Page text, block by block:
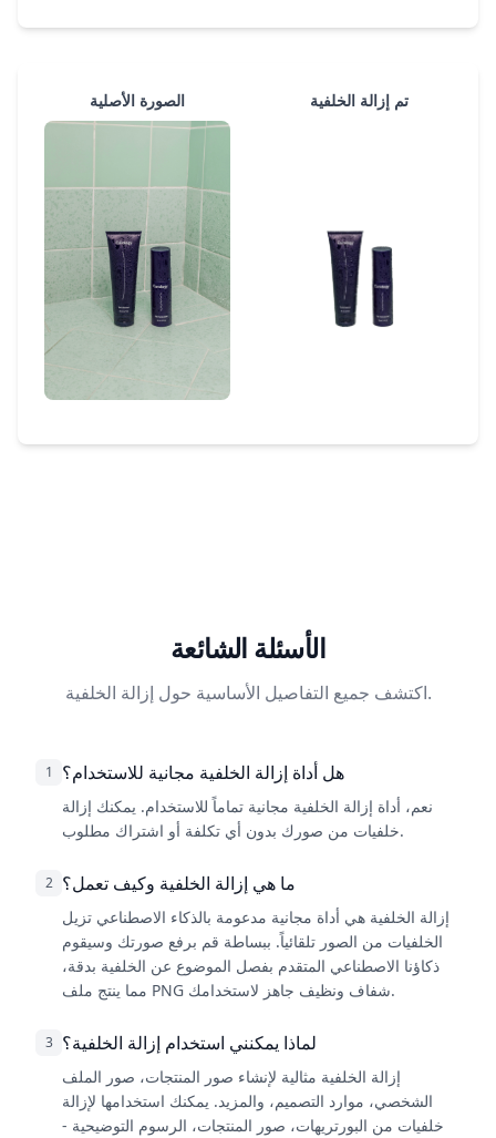
الصورة الأصلية تم إزالة الخلفية
الأسئلة الشائعة
اكتشف جميع التفاصيل الأساسية حول إزالة الخلفية.
1 هل أداة إزالة الخلفية مجانية للاستخدام؟
نعم، أداة إزالة الخلفية مجانية تماماً للاستخدام. يمكنك إزالة
خلفيات من صورك بدون أي تكلفة أو اشتراك مطلوب.
2 ما هي إزالة الخلفية وكيف تعمل؟
إزالة الخلفية هي أداة مجانية مدعومة بالذكاء الاصطناعي تزيل
الخلفيات من الصور تلقائياً. ببساطة قم برفع صورتك وسيقوم
ذكاؤنا الاصطناعي المتقدم بفصل الموضوع عن الخلفية بدقة،
مما ينتج ملف PNG شفاف ونظيف جاهز لاستخدامك.
3 لماذا يمكنني استخدام إزالة الخلفية؟
إزالة الخلفية مثالية لإنشاء صور المنتجات، صور الملف
الشخصي، موارد التصميم، والمزيد. يمكنك استخدامها لإزالة
خلفيات من البورتريهات، صور المنتجات، الرسوم التوضيحية -